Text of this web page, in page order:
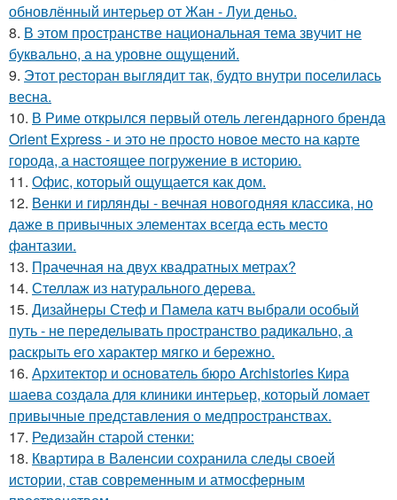
обновлённый интерьер от Жан - Луи деньо.
8. В этом пространстве национальная тема звучит не
буквально, а на уровне ощущений.
9. Этот ресторан выглядит так, будто внутри поселилась
весна.
10. В Риме открылся первый отель легендарного бренда
Orient Express - и это не просто новое место на карте
города, а настоящее погружение в историю.
11. Офис, который ощущается как дом.
12. Венки и гирлянды - вечная новогодняя классика, но
даже в привычных элементах всегда есть место
фантазии.
13. Прачечная на двух квадратных метрах?
14. Стеллаж из натурального дерева.
15. Дизайнеры Стеф и Памела катч выбрали особый
путь - не переделывать пространство радикально, а
раскрыть его характер мягко и бережно.
16. Архитектор и основатель бюро Archistories Кира
шаева создала для клиники интерьер, который ломает
привычные представления о медпространствах.
17. Редизайн старой стенки:
18. Квартира в Валенсии сохранила следы своей
истории, став современным и атмосферным